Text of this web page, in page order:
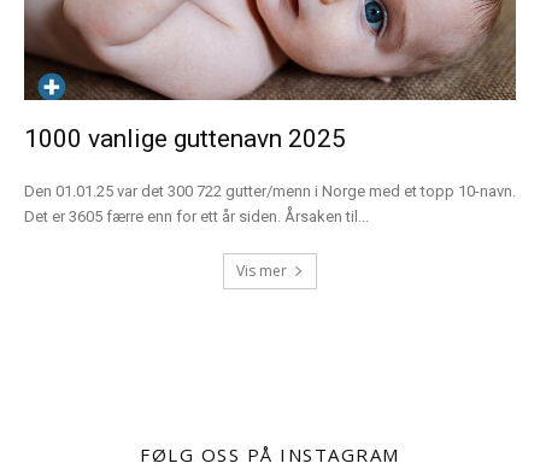
1000 vanlige guttenavn 2025
Den 01.01.25 var det 300 722 gutter/menn i Norge med et topp 10-navn.
Det er 3605 færre enn for ett år siden. Årsaken til...
Vis mer
FØLG OSS PÅ INSTAGRAM